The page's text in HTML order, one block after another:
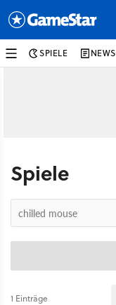
SPIELE NEWS
Spiele
1 Einträge